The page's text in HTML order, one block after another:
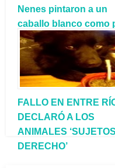
Nenes pintaron a un
caballo blanco como
de una ‘actividad’
FALLO EN ENTRE
DECLARÓ A LOS
ANIMALES
DERECHO’